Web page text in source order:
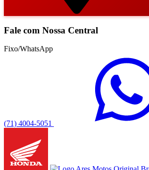
Fale com Nossa Central
Fixo/WhatsApp
(71) 4004-5051